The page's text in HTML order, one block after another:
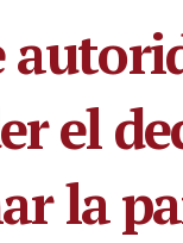
el
la